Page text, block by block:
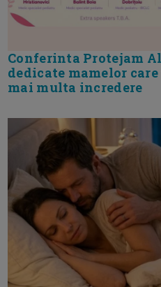
Conferinta Protejam
dedicate mamelor
mai multa incredere